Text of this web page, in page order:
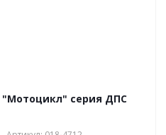
"Мотоцикл" серия ДПС